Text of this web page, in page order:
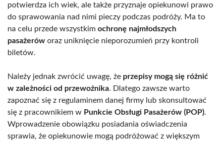
potwierdza ich wiek, ale także przyznaje opiekunowi prawo
do sprawowania nad nimi pieczy podczas podróży. Ma to
na celu przede wszystkim ochronę najmłodszych
pasażerów oraz uniknięcie nieporozumień przy kontroli
biletów.
Należy jednak zwrócić uwagę, że przepisy mogą się różnić
w zależności od przewoźnika. Dlatego zawsze warto
zapoznać się z regulaminem danej firmy lub skonsultować
się z pracownikiem w Punkcie Obsługi Pasażerów (POP).
Wprowadzenie obowiązku posiadania oświadczenia
sprawia, że opiekunowie mogą podróżować z większym